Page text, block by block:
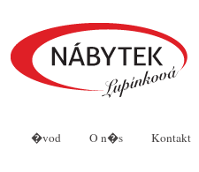
�vod O n�s Kontakt